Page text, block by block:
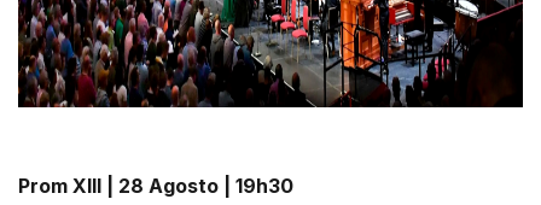
Prom XIII | 28 Agosto | 19h30